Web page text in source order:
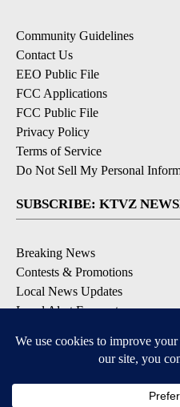
Community Guidelines
Contact Us
EEO Public File
FCC Applications
FCC Public File
Privacy Policy
Terms of Service
Do Not Sell My Personal
SUBSCRIBE: KTVZ
Breaking News
Contests & Promotions
Local News Updates
Local Alert Forecast
DOWNLOAD: KTVZ APPS